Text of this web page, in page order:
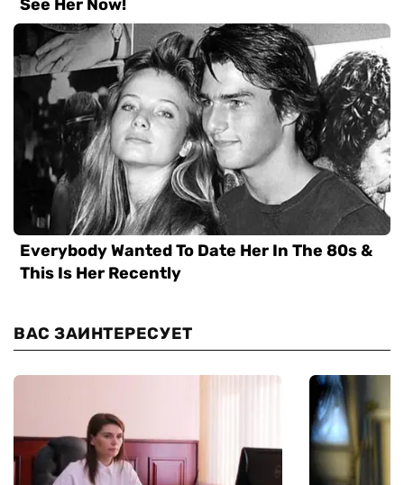
ВАС ЗАИНТЕРЕСУЕТ